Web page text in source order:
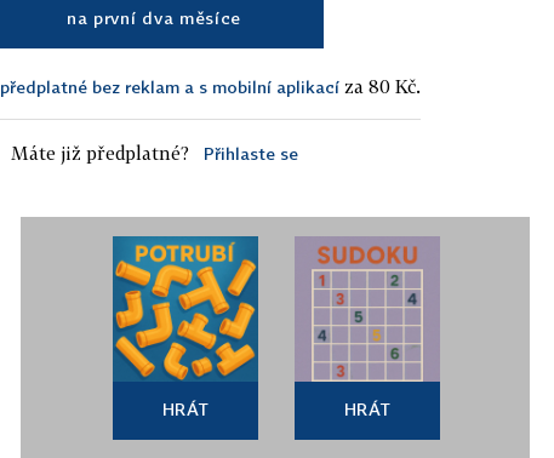
na první dva měsíce
předplatné bez reklam a s mobilní aplikací za 80 Kč.
Máte již předplatné? Přihlaste se
HRÁT HRÁT